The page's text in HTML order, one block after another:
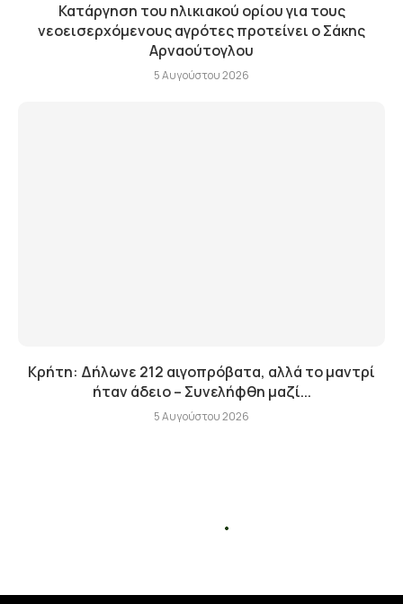
Κατάργηση του ηλικιακού ορίου για τους
νεοεισερχόμενους αγρότες προτείνει ο Σάκης
Αρναούτογλου
5 Αυγούστου 2026
Κρήτη: Δήλωνε 212 αιγοπρόβατα, αλλά το μαντρί
ήταν άδειο – Συνελήφθη μαζί...
5 Αυγούστου 2026